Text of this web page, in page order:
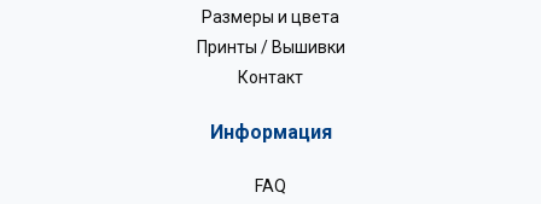
Размеры и цвета
Принты / Вышивки
Контакт
Информация
FAQ